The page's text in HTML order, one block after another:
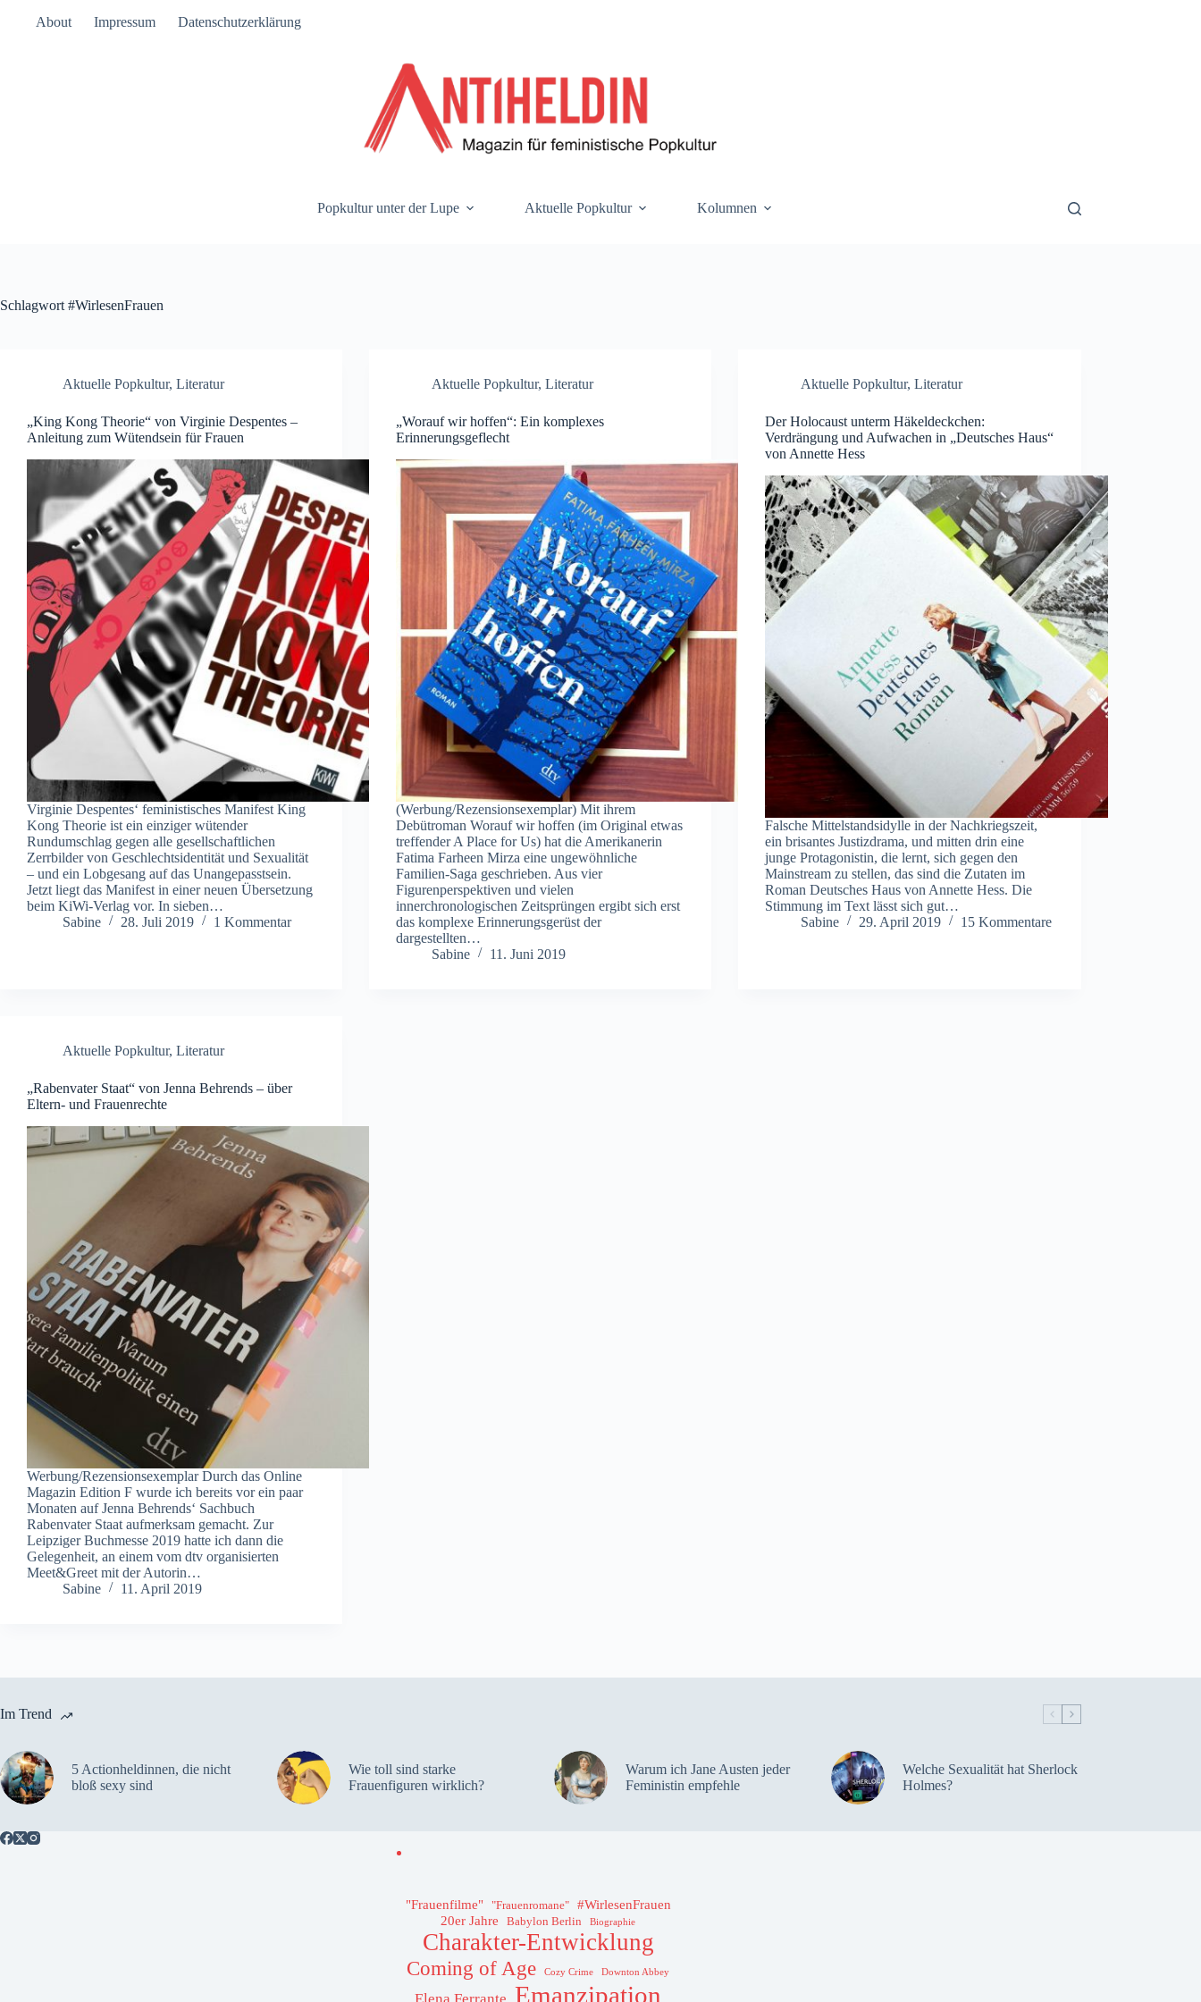
About Impressum Datenschutzerklärung
Popkultur unter der Lupe Aktuelle Popkultur Kolumnen
Schlagwort #WirlesenFrauen
Aktuelle Popkultur, Literatur
„King Kong Theorie“ von Virginie Despentes –
Anleitung zum Wütendsein für Frauen
Virginie Despentes‘ feministisches Manifest King
Kong Theorie ist ein einziger wütender
Rundumschlag gegen alle gesellschaftlichen
Zerrbilder von Geschlechtsidentität und Sexualität
– und ein Lobgesang auf das Unangepasstsein.
Jetzt liegt das Manifest in einer neuen Übersetzung
beim KiWi-Verlag vor. In sieben…
Sabine
28. Juli 2019 1 Kommentar
Aktuelle Popkultur,Literatur
„Worauf wir hoffen“: Ein komplexes
Erinnerungsgeflecht
(Werbung/Rezensionsexemplar) Mit ihrem
Debütroman Worauf wir hoffen (im Original etwas
treffender A Place for Us) hat die Amerikanerin
Fatima Farheen Mirza eine ungewöhnliche
Familien-Saga geschrieben. Aus vier
Figurenperspektiven und vielen
innerchronologischen Zeitsprüngen ergibt sich erst
das komplexe Erinnerungsgerüst der
dargestellten…
Sabine
11. Juni 2019
Aktuelle Popkultur,Literatur
Der Holocaust unterm Häkeldeckchen:
Verdrängung und Aufwachen in „Deutsches Haus“
von Annette Hess
Falsche Mittelstandsidylle in der Nachkriegszeit,
ein brisantes Justizdrama, und mitten drin eine
junge Protagonistin, die lernt, sich gegen den
Mainstream zu stellen, das sind die Zutaten im
Roman Deutsches Haus von Annette Hess. Die
Stimmung im Text lässt sich gut…
Sabine
29. April 2019 15 Kommentare
Aktuelle Popkultur, Literatur
„Rabenvater Staat“ von Jenna Behrends – über
Eltern- und Frauenrechte
Werbung/Rezensionsexemplar Durch das Online
Magazin Edition F wurde ich bereits vor ein paar
Monaten auf Jenna Behrends‘ Sachbuch
Rabenvater Staat aufmerksam gemacht. Zur
Leipziger Buchmesse 2019 hatte ich dann die
Gelegenheit, an einem vom dtv organisierten
Meet&Greet mit der Autorin…
Sabine
11. April 2019
Im Trend
5 Actionheldinnen, die nicht
bloß sexy sind
Wie toll sind starke
Frauenfiguren wirklich?
Warum ich Jane Austen jeder
Feministin empfehle
Welche Sexualität hat Sherlock
Holmes?
"Frauenfilme" "Frauenromane"
#WirlesenFrauen
20er Jahre
Babylon Berlin Biographie
Charakter-Entwicklung
Coming of Age Cozy Crime Downton Abbey
Emanzipation